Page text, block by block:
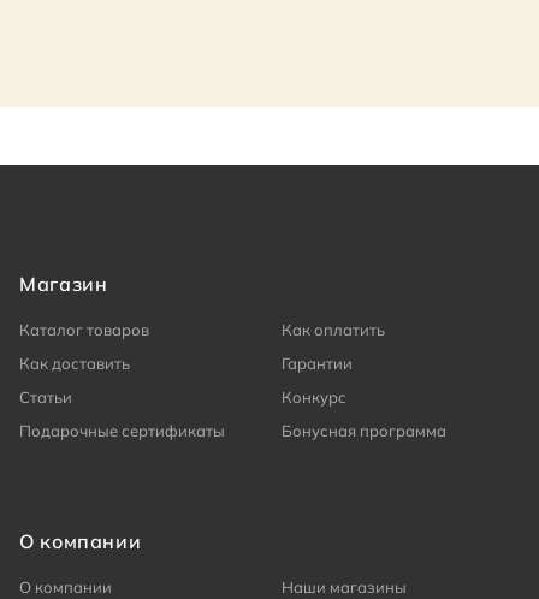
Магазин
Каталог товаров
Как оплатить
Как доставить
Гарантии
Статьи
Конкурс
Подарочные сертификаты
Бонусная программа
О компании
О компании
Наши магазины